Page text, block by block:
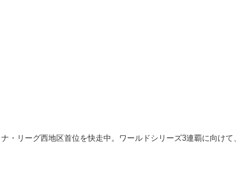
リーグ西地区首位を快走中。ワールドシリーズ3連覇に向けて、